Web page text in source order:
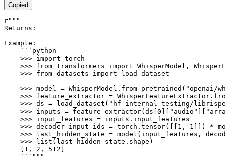
Copied
r"""
Returns:
Example:
    ```python
    >>> import torch
>>> from transformers import WhisperModel,
    >>> from datasets import load_dataset
>>> model = WhisperModel.from_pretrained("openai/
>>> feature_extractor =
>>> ds = load_dataset("hf-internal-testing/
>>> inputs =
    >>> input_features = inputs.input_features
>>> decoder_input_ids = torch.tensor([[1, 1]]) *
>>> last_hidden_state = model(input_features,
    >>> list(last_hidden_state.shape)
    [1, 2, 512]
    ```"""